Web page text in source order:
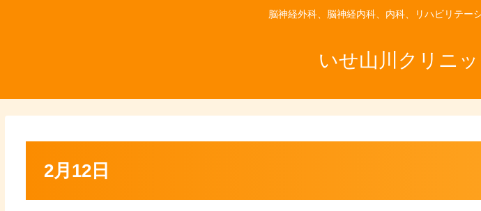
脳神経外科、脳神経内科、内科、リハビリテー
いせ山川クリニ
2月12日